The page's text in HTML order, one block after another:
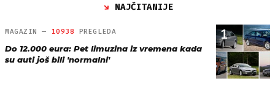
NAJČITANIJE
1
MAGAZIN — 10938 PREGLEDA
Do 12.000 eura: Pet limuzina iz vremena kada
su auti još bili 'normalni'